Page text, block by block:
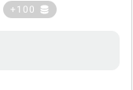
+100